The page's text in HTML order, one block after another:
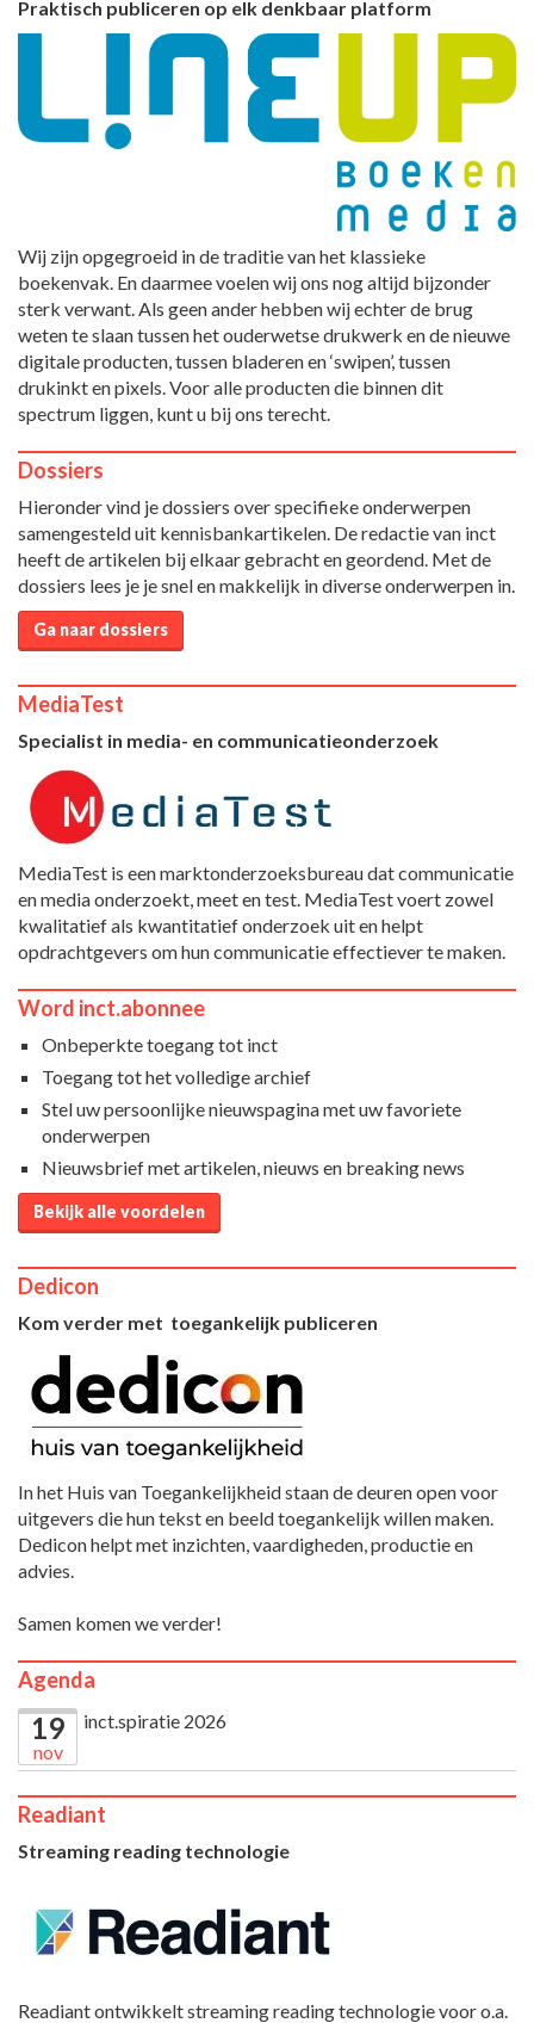
Praktisch publiceren op elk denkbaar platform
Wij zijn opgegroeid in de traditie van het klassieke
boekenvak. En daarmee voelen wij ons nog altijd bijzonder
sterk verwant. Als geen ander hebben wij echter de brug
weten te slaan tussen het ouderwetse drukwerk en de nieuwe
digitale producten, tussen bladeren en ‘swipen’, tussen
drukinkt en pixels. Voor alle producten die binnen dit
spectrum liggen, kunt u bij ons terecht.
Dossiers
Hieronder vind je dossiers over specifieke onderwerpen
samengesteld uit kennisbankartikelen. De redactie van inct
heeft de artikelen bij elkaar gebracht en geordend. Met de
dossiers lees je je snel en makkelijk in diverse onderwerpen in.
Ga naar dossiers
MediaTest
Specialist in media- en communicatieonderzoek
MediaTest is een marktonderzoeksbureau dat communicatie
en media onderzoekt, meet en test. MediaTest voert zowel
kwalitatief als kwantitatief onderzoek uit en helpt
opdrachtgevers om hun communicatie effectiever te maken.
Word inct.abonnee
Onbeperkte toegang tot inct
Toegang tot het volledige archief
Stel uw persoonlijke nieuwspagina met uw favoriete
onderwerpen
Nieuwsbrief met artikelen, nieuws en breaking news
Bekijk alle voordelen
Dedicon
Kom verder met toegankelijk publiceren
In het Huis van Toegankelijkheid staan de deuren open voor
uitgevers die hun tekst en beeld toegankelijk willen maken.
Dedicon helpt met inzichten, vaardigheden, productie en
advies.
Samen komen we verder!
Agenda
19
nov
inct.spiratie 2026
Readiant
Streaming reading technologie
Readiant ontwikkelt streaming reading technologie voor o.a.